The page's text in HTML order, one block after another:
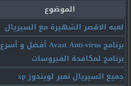
الموضوع
لعبه الاقصر الشهيرة مع السيريال
برنامج Avast Anti-virus أفضل و أسرع
برنامج لمكافحة الفيروسات
جميع السيريال نمبر لويندوز xp